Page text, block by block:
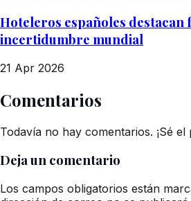
Hoteleros españoles destacan
incertidumbre mundial
21 Apr 2026
Comentarios
Todavía no hay comentarios. ¡Sé
Deja un comentario
Los campos obligatorios están